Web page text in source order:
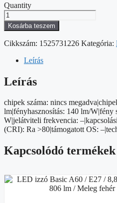
Quantity
LED
izzó
Classic
gyertya
E14
2,5
W
W)
/
350
lm
Meleg
Kosárba teszem
Cikkszám: 1525731226 Kategória:
Leírás
Leírás
chipek száma: nincs
lm|fényhasznosítás: 140 lm/W|fény
W|jelátviteli frekvencia:
(CRI): Ra >80|támogatott OS:
Kapcsolódó termékek